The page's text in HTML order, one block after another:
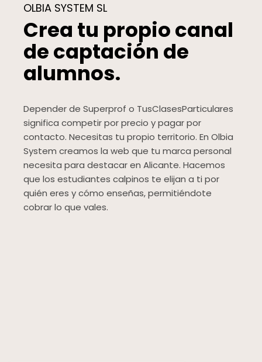
OLBIA SYSTEM SL
Crea tu propio canal
de captación de
alumnos.
Depender de Superprof o TusClasesParticulares
significa competir por precio y pagar por
contacto. Necesitas tu propio territorio. En Olbia
System creamos la web que tu marca personal
necesita para destacar en Alicante. Hacemos
que los estudiantes calpinos te elijan a ti por
quién eres y cómo enseñas, permitiéndote
cobrar lo que vales.